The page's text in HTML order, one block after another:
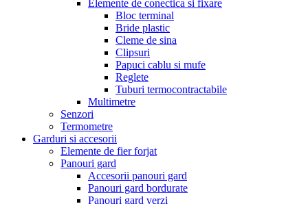
Elemente de conectica si fixare
Bloc terminal
Bride plastic
Cleme de sina
Clipsuri
Papuci cablu si mufe
Reglete
Tuburi termocontractabile
Multimetre
Senzori
Termometre
Garduri si accesorii
Elemente de fier forjat
Panouri gard
Accesorii panouri gard
Panouri gard bordurate
Panouri gard verzi